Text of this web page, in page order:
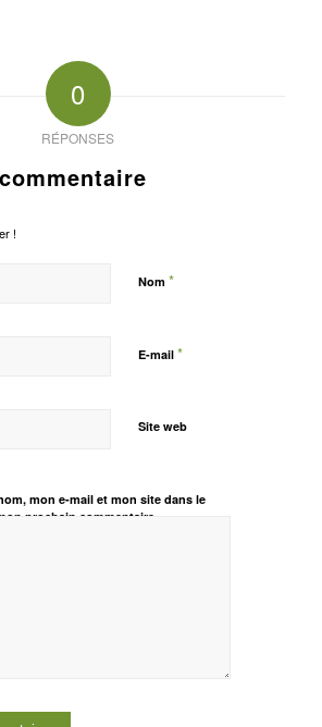
0
RÉPONSES
!
Nom *
E-mail *
Site web
mon e-mail et mon site dans le
prochain commentaire.